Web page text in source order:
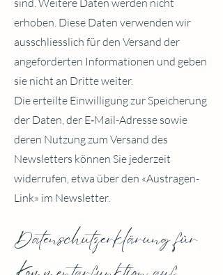
sind. Weitere Daten werden nicht
erhoben. Diese Daten verwenden wir
ausschliesslich für den Versand der
angeforderten Informationen und geben
sie nicht an Dritte weiter.
Die erteilte Einwilligung zur Speicherung
der Daten, der E‑Mail-Adresse sowie
deren Nutzung zum Versand des
Newsletters können Sie jederzeit
widerrufen, etwa über den «Austragen-
Link» im Newsletter.
Datenschutzerklärung für